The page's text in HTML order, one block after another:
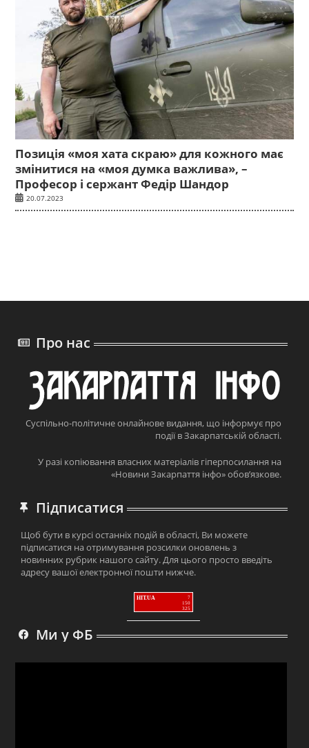
Позиція «моя хата скраю» для кожного має
змінитися на «моя думка важлива», –
Професор і сержант Федір Шандор
20.07.2023
Про нас
Суспільно-політичне онлайнове видання, що інформує про
події в Закарпатській області.
У разі копіювання власних матеріалів гіперпосилання на
«Новини Закарпаття інфо» обов’язкове.
Підписатися
Щоб бути в курсі останніх подій в області, Ви можете
підписатися на отримування розсилки оновлень з
новинних рубрик нашого сайту. Для цього просто введіть
адресу вашої електронної пошти нижче.
HIT.UA
7
150
325
Ми у ФБ